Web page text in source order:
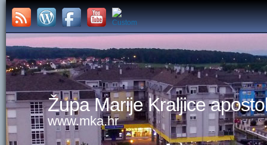
Župa Marije Kraljice
www.mka.hr